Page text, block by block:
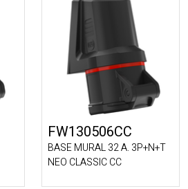
FW130506CC
BASE MURAL 32 A. 3P+N+T
NEO CLASSIC CC